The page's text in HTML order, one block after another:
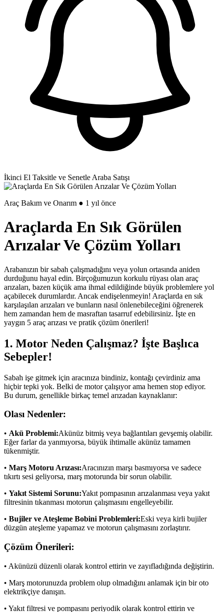
İkinci El Taksitle ve Senetle Araba Satışı
Araç Bakım ve Onarım ● 1 yıl önce
Araçlarda En Sık Görülen
Arızalar Ve Çözüm Yolları
Arabanızın bir sabah çalışmadığını veya yolun ortasında aniden
durduğunu hayal edin. Birçoğumuzun korkulu rüyası olan araç
arızaları, bazen küçük ama ihmal edildiğinde büyük problemlere yol
açabilecek durumlardır. Ancak endişelenmeyin! Araçlarda en sık
karşılaşılan arızaları ve bunların nasıl önlenebileceğini öğrenerek
hem zamandan hem de masraftan tasarruf edebilirsiniz. İşte en
yaygın 5 araç arızası ve pratik çözüm önerileri!
1. Motor Neden Çalışmaz? İşte Başlıca
Sebepler!
Sabah işe gitmek için aracınıza bindiniz, kontağı çevirdiniz ama
hiçbir tepki yok. Belki de motor çalışıyor ama hemen stop ediyor.
Bu durum, genellikle birkaç temel arızadan kaynaklanır:
Olası Nedenler:
• Akü Problemi:Akünüz bitmiş veya bağlantıları gevşemiş olabilir.
Eğer farlar da yanmıyorsa, büyük ihtimalle akünüz tamamen
tükenmiştir.
• Marş Motoru Arızası:Aracınızın marşı basmıyorsa ve sadece
tıkırtı sesi geliyorsa, marş motorunda bir sorun olabilir.
• Yakıt Sistemi Sorunu:Yakıt pompasının arızalanması veya yakıt
filtresinin tıkanması motorun çalışmasını engelleyebilir.
• Bujiler ve Ateşleme Bobini Problemleri:Eski veya kirli bujiler
düzgün ateşleme yapamaz ve motorun çalışmasını zorlaştırır.
Çözüm Önerileri:
• Akünüzü düzenli olarak kontrol ettirin ve zayıfladığında değiştirin.
• Marş motorunuzda problem olup olmadığını anlamak için bir oto
elektrikçiye danışın.
• Yakıt filtresi ve pompasını periyodik olarak kontrol ettirin ve